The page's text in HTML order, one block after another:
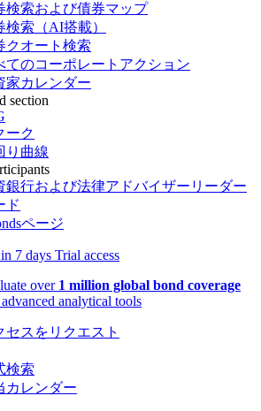
検索および債券マップ
検索（AI搭載）
クオート検索
てのコーポレートアクション
家カレンダー
section
ーク
り曲線
銀行および法律アドバイザーリーダー
ド
ページ
7 days Trial access
over 1 million global bond coverage
analytical tools
セスをリクエスト
検索
カレンダー